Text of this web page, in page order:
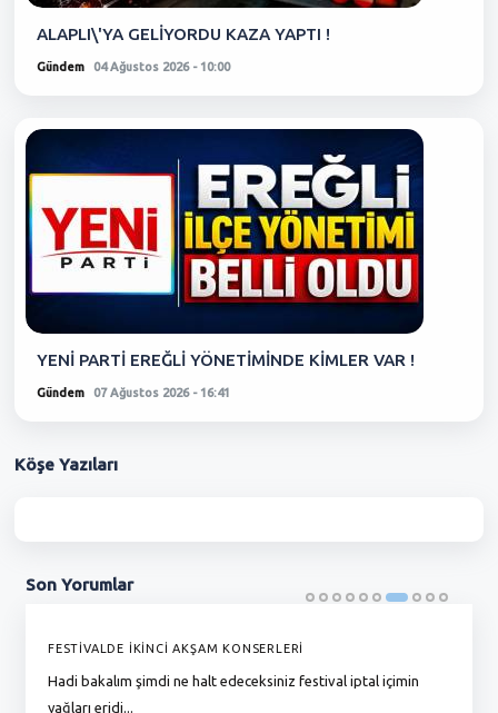
ALAPLI\'YA GELİYORDU KAZA YAPTI !
Gündem 04 Ağustos 2026 - 10:00
YENİ PARTİ EREĞLİ YÖNETİMİNDE KİMLER VAR !
Gündem 07 Ağustos 2026 - 16:41
Köşe Yazıları
Son Yorumlar
FESTİVALDE İKİNCİ AKŞAM KONSERLERİ
Hadi bakalım şimdi ne halt edeceksiniz festival iptal içimin
yağları eridi...